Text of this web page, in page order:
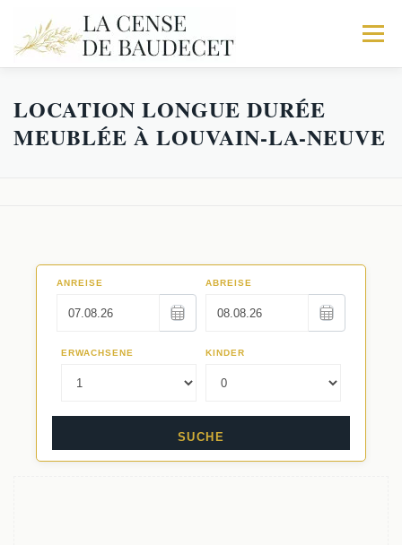
Menu
ACCUEIL NOS GITES
La Fabrique
Les Écuries
EXPÉRIENCES
Séminaires au Vert
Restaurants
LOCATION LONGUE DURÉE
MEUBLÉE À LOUVAIN-LA-NEUVE